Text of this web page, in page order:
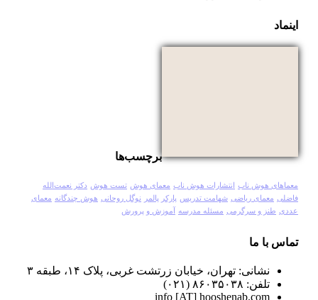
اینماد
برچسب‌ها
معماهای هوش ناب انتشارات هوش ناب معمای هوش تست هوش دکتر نعمت‌الله
فاضلی معمای ریاضی شهامت تدریس پارکر پالمر نوگل روحانی هوش چندگانه معمای
عددی طنز و سرگرمی مسئله مدرسه آموزش و پرورش
تماس با ما
نشانی: تهران، خیابان زرتشت غربی، پلاک ۱۴، طبقه ۳
تلفن: ۸۶۰۳۵۰۳۸ (۰۲۱)
info [AT] hooshenab.com